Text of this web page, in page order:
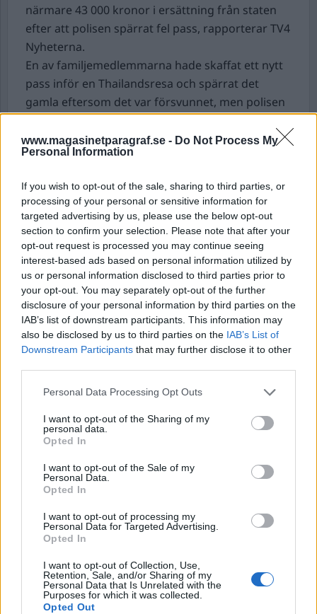
www.magasinetparagraf.se - Do Not Process My
Personal Information
If you wish to opt-out of the sale, sharing to third parties, or
processing of your personal or sensitive information for
targeted advertising by us, please use the below opt-out
section to confirm your selection. Please note that after your
opt-out request is processed you may continue seeing
interest-based ads based on personal information utilized by
us or personal information disclosed to third parties prior to
your opt-out. You may separately opt-out of the further
disclosure of your personal information by third parties on the
IAB’s list of downstream participants. This information may
also be disclosed by us to third parties on the IAB’s List of
Downstream Participants that may further disclose it to other
Personal Data Processing Opt Outs
I want to opt-out of the Sharing of my
personal data.
Opted In
I want to opt-out of the Sale of my
Personal Data.
Opted In
I want to opt-out of processing my
Personal Data for Targeted Advertising.
Opted In
I want to opt-out of Collection, Use,
Retention, Sale, and/or Sharing of my
Personal Data that Is Unrelated with the
Purposes for which it was collected.
Opted Out
närmare 43 000 kronor i ersättning från staten
efter att polisen spärrat fel pass, rapporterar TV4
Nyheterna.
En av familjemedlemmarna hade skaffat ett nytt
pass inför en Thailandsresa och spärrat det
gamla eftersom det var försvunnet, men polisen
upptäcktes på Arlanda, och familjen kom inte
iväg på den planerade resan.
flygbiljetter, ombokningskostnader och
kostnaderna för själva passet.
Misstänkt anlagd brand vid lägenhet i
Karlskrona.Polis och räddningstjänst larmas vid
lunchtid under onsdagen om att det brinner i en
lägenhet på Galgamarken i Karlskrona, och att
rök har spridit sig till trapphuset. Branden
uppges ha startat utanför en lägenhetsdörr och
kan släckas av räddningstjänsten. Polisen
misstänker att branden är anlagd och
brottsplatsundersökning genomförs. Ärendet
misstänkt eller gripen, meddelar polisen.
Under onsdagseftermiddagen larmas Uppsala-
polisen om en man som onanerade medan han
åkte på en elsparkcykel i Löten, rapporterar UNT.
– Det brukar tyvärr bli lite såna här typ av
hört talas som någon som samtidigt åkt
sparkcykel, säger Stefan Larsson,
presstalesperson på polisen till tidningen.